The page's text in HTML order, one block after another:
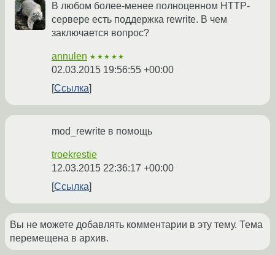
В любом более-менее полноценном HTTP-
сервере есть поддержка rewrite. В чем
заключается вопрос?
annulen ★★★★★
02.03.2015 19:56:55 +00:00
Ссылка
mod_rewrite в помощь
troekrestie
12.03.2015 22:36:17 +00:00
Ссылка
Вы не можете добавлять комментарии в эту тему. Тема
перемещена в архив.